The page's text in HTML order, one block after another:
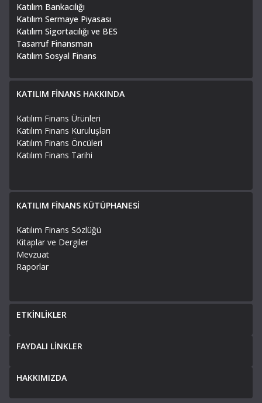
Katılım Bankacılığı
Katılım Sermaye Piyasası
Katılım Sigortacılığı ve BES
Tasarruf Finansman
Katılım Sosyal Finans
KATILIM FİNANS HAKKINDA
Katılım Finans Ürünleri
Katılım Finans Kuruluşları
Katılım Finans Öncüleri
Katılım Finans Tarihi
KATILIM FİNANS KÜTÜPHANESİ
Katılım Finans Sözlüğü
Kitaplar ve Dergiler
Mevzuat
Raporlar
ETKİNLİKLER
FAYDALI LİNKLER
HAKKIMIZDA